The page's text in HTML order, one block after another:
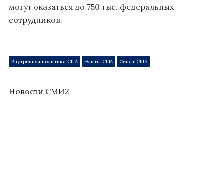
могут оказаться до 750 тыс. федеральных
сотрудников.
Внутренняя политика США Элиты США Сенат США
Новости СМИ2